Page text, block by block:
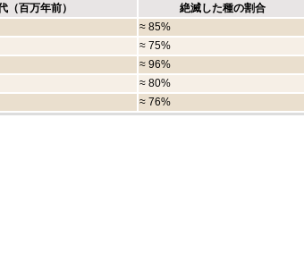
（百万年前） 絶滅した種の割合
≈ 85%
≈ 75%
≈ 96%
≈ 80%
≈ 76%